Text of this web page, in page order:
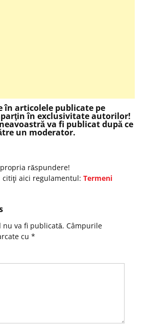
în articolele publicate pe
aparţin în exclusivitate autorilor!
va fi publicat după ce
un moderator.
răspundere!
citiţi aici regulamentul: Termeni
nu va fi publicată. Câmpurile
cu *